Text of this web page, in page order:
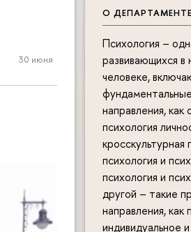
О ДЕПАРТАМЕНТЕ
Психология –
развивающихся в
человеке,
направления, как
психология
кросскультурная
психология и
психология и
другой – такие
направления, как
индивидуальное
30 июня